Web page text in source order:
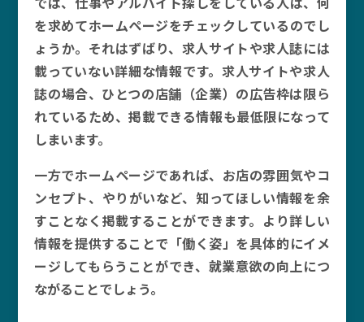
を求めてホームページをチェックしているのでし
ょうか。それはずばり、求人サイトや求人誌には
載っていない詳細な情報です。求人サイトや求人
誌の場合、ひとつの店舗（企業）の広告枠は限ら
れているため、掲載できる情報も最低限になって
しまいます。
一方でホームページであれば、お店の雰囲気やコ
ンセプト、やりがいなど、知ってほしい情報を余
すことなく掲載することができます。より詳しい
情報を提供することで「働く姿」を具体的にイメ
ージしてもらうことができ、就業意欲の向上につ
ながることでしょう。